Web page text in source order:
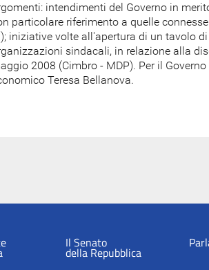
intendimenti del Governo in
particolare riferimento a quelle
iniziative volte all'apertura di un tavolo
sindacali, in relazione alla
2008 (Cimbro - MDP). Per il
Teresa Bellanova.
Il Senato
della Repubblica